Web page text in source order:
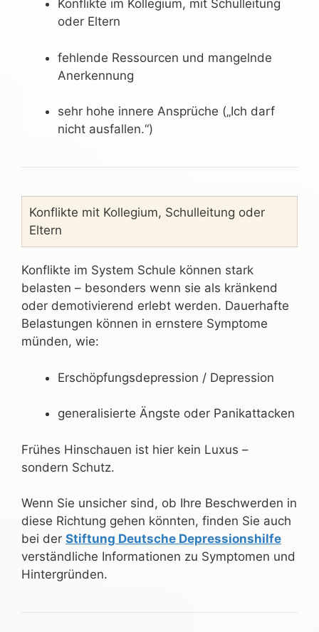
Konflikte im Kollegium, mit Schulleitung
oder Eltern
fehlende Ressourcen und mangelnde
Anerkennung
sehr hohe innere Ansprüche („Ich darf
nicht ausfallen.“)
Konflikte mit Kollegium, Schulleitung oder
Eltern
Konflikte im System Schule können stark
belasten – besonders wenn sie als kränkend
oder demotivierend erlebt werden. Dauerhafte
Belastungen können in ernstere Symptome
münden, wie:
Erschöpfungsdepression / Depression
generalisierte Ängste oder Panikattacken
Frühes Hinschauen ist hier kein Luxus –
sondern Schutz.
Wenn Sie unsicher sind, ob Ihre Beschwerden in
diese Richtung gehen könnten, finden Sie auch
bei der Stiftung Deutsche Depressionshilfe
verständliche Informationen zu Symptomen und
Hintergründen.